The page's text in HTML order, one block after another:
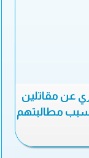
عن مقاتلين
مطالبتهم